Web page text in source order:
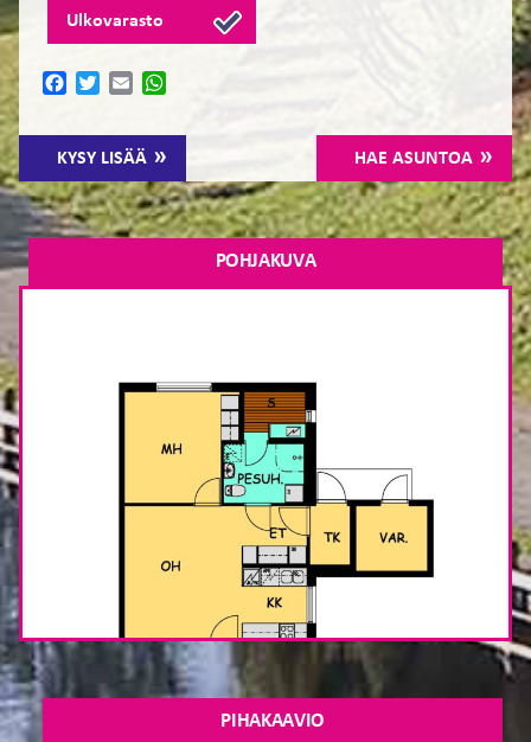
Ulkovarasto
KYSY LISÄÄ HAE ASUNTOA
FacebookTwitterEmail
POHJAKUVA
PIHAKAAVIO